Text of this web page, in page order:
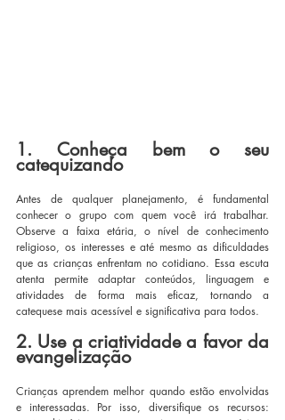
1. Conheça bem o seu
catequizando
Antes de qualquer planejamento, é fundamental
conhecer o grupo com quem você irá trabalhar.
Observe a faixa etária, o nível de conhecimento
religioso, os interesses e até mesmo as dificuldades
que as crianças enfrentam no cotidiano. Essa escuta
atenta permite adaptar conteúdos, linguagem e
atividades de forma mais eficaz, tornando a
catequese mais acessível e significativa para todos.
2. Use a criatividade a favor da
evangelização
Crianças aprendem melhor quando estão envolvidas
e interessadas. Por isso, diversifique os recursos: